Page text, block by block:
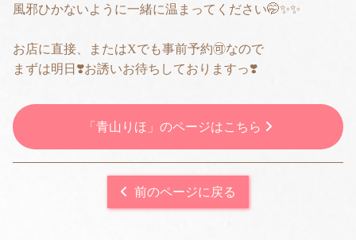
風邪ひかないように一緒に温まってください🤭✨✨
お店に直接、またはXでも事前予約🉑なので
まずは明日❣️お誘いお待ちしておりますっ❣️
「青山りほ」のページはこちら
前のページに戻る